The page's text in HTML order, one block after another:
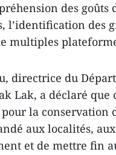
des goûts
l’identification des
multiples
directrice du
Lak, a déclaré que
la conservation
aux localités,
et de mettre fin